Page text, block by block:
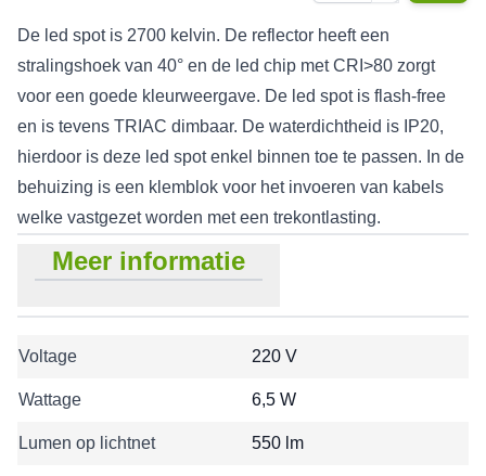
De led spot is 2700 kelvin. De reflector heeft een
stralingshoek van 40° en de led chip met CRI>80 zorgt
voor een goede kleurweergave. De led spot is flash-free
en is tevens TRIAC dimbaar. De waterdichtheid is IP20,
hierdoor is deze led spot enkel binnen toe te passen. In de
behuizing is een klemblok voor het invoeren van kabels
welke vastgezet worden met een trekontlasting.
Meer informatie
Voltage 220 V
Wattage 6,5 W
Lumen op lichtnet 550 lm